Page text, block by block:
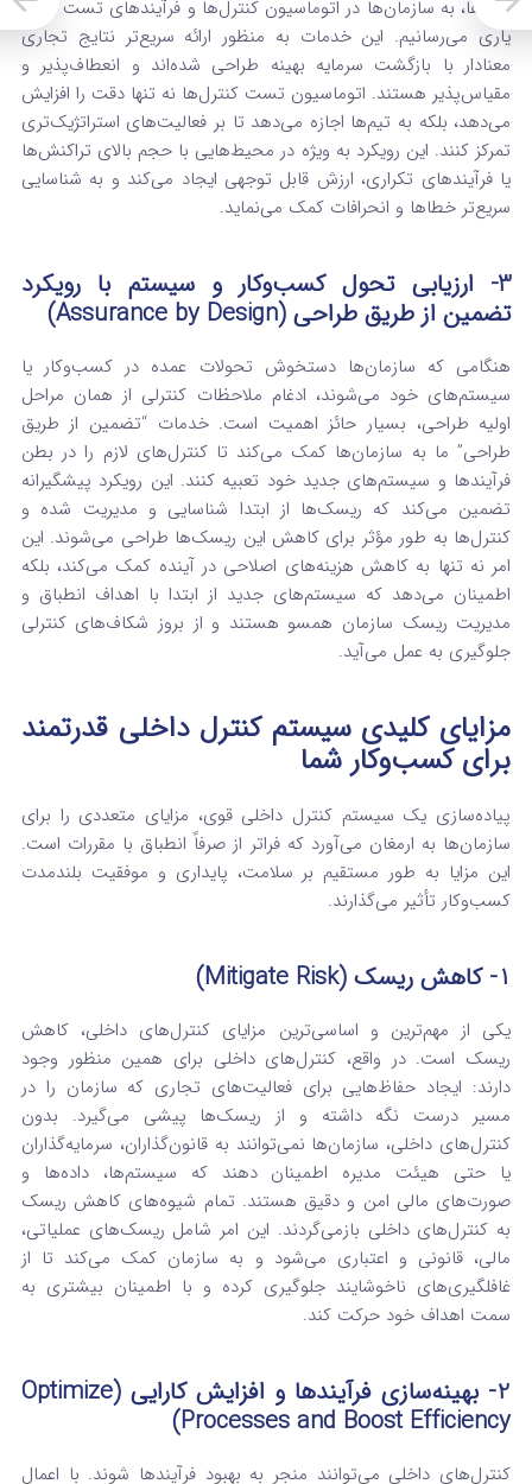
داده‌ها، به سازمان‌ها در اتوماسیون کنترل‌ها و فرآیندهای تست آن‌ها
یاری می‌رسانیم. این خدمات به منظور ارائه سریع‌تر نتایج تجاری
معنادار با بازگشت سرمایه بهینه طراحی شده‌اند و انعطاف‌پذیر و
مقیاس‌پذیر هستند. اتوماسیون تست کنترل‌ها نه تنها دقت را افزایش
می‌دهد، بلکه به تیم‌ها اجازه می‌دهد تا بر فعالیت‌های استراتژیک‌تری
تمرکز کنند. این رویکرد به ویژه در محیط‌هایی با حجم بالای تراکنش‌ها
یا فرآیندهای تکراری، ارزش قابل توجهی ایجاد می‌کند و به شناسایی
سریع‌تر خطاها و انحرافات کمک می‌نماید.
3- ارزیابی تحول کسب‌وکار و سیستم با رویکرد
تضمین از طریق طراحی (Assurance by Design)
هنگامی که سازمان‌ها دستخوش تحولات عمده در کسب‌وکار یا
سیستم‌های خود می‌شوند، ادغام ملاحظات کنترلی از همان مراحل
اولیه طراحی، بسیار حائز اهمیت است. خدمات “تضمین از طریق
طراحی” ما به سازمان‌ها کمک می‌کند تا کنترل‌های لازم را در بطن
فرآیندها و سیستم‌های جدید خود تعبیه کنند. این رویکرد پیشگیرانه
تضمین می‌کند که ریسک‌ها از ابتدا شناسایی و مدیریت شده و
کنترل‌ها به طور مؤثر برای کاهش این ریسک‌ها طراحی می‌شوند. این
امر نه تنها به کاهش هزینه‌های اصلاحی در آینده کمک می‌کند، بلکه
اطمینان می‌دهد که سیستم‌های جدید از ابتدا با اهداف انطباق و
مدیریت ریسک سازمان همسو هستند و از بروز شکاف‌های کنترلی
جلوگیری به عمل می‌آید.
مزایای کلیدی سیستم کنترل داخلی قدرتمند
برای کسب‌وکار شما
پیاده‌سازی یک سیستم کنترل داخلی قوی، مزایای متعددی را برای
سازمان‌ها به ارمغان می‌آورد که فراتر از صرفاً انطباق با مقررات است.
این مزایا به طور مستقیم بر سلامت، پایداری و موفقیت بلندمدت
کسب‌وکار تأثیر می‌گذارند.
1- کاهش ریسک (Mitigate Risk)
یکی از مهم‌ترین و اساسی‌ترین مزایای کنترل‌های داخلی، کاهش
ریسک است. در واقع، کنترل‌های داخلی برای همین منظور وجود
دارند: ایجاد حفاظ‌هایی برای فعالیت‌های تجاری که سازمان را در
مسیر درست نگه داشته و از ریسک‌ها پیشی می‌گیرد. بدون
کنترل‌های داخلی، سازمان‌ها نمی‌توانند به قانون‌گذاران، سرمایه‌گذاران
یا حتی هیئت مدیره اطمینان دهند که سیستم‌ها، داده‌ها و
صورت‌های مالی امن و دقیق هستند. تمام شیوه‌های کاهش ریسک
به کنترل‌های داخلی بازمی‌گردند. این امر شامل ریسک‌های عملیاتی،
مالی، قانونی و اعتباری می‌شود و به سازمان کمک می‌کند تا از
غافلگیری‌های ناخوشایند جلوگیری کرده و با اطمینان بیشتری به
سمت اهداف خود حرکت کند.
2- بهینه‌سازی فرآیندها و افزایش کارایی (Optimize
Processes and Boost Efficiency)
کنترل‌های داخلی می‌توانند منجر به بهبود فرآیندها شوند. با اعمال